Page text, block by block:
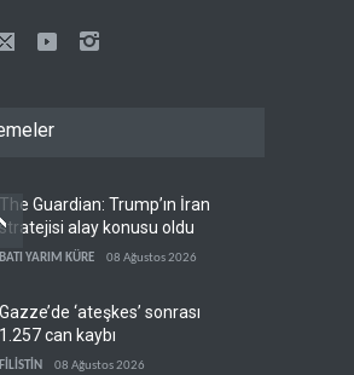
The Guardian: Trump’ın İran
stratejisi alay konusu oldu
BATI YARIM KÜRE 08 Ağustos 2026
Gazze’de ‘ateşkes’ sonrası
1.257 can kaybı
FİLİSTİN 08 Ağustos 2026